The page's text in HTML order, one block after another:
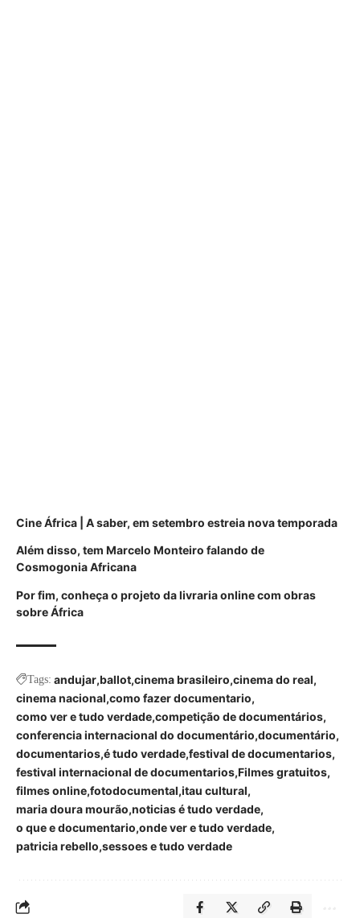
Cine África | A saber, em setembro estreia nova temporada
Além disso, tem Marcelo Monteiro falando de
CosmogoniaAfricana
Por fim, conheça o projeto da livraria online com obras
sobre África
Tags: andujar ballot cinema brasileiro cinema do real
cinema nacional como fazer documentario
como ver e tudo verdade competição de documentários
conferencia internacional do documentário documentário
documentarios é tudo verdade festival de documentarios
festival internacional de documentarios Filmes gratuitos
filmes online fotodocumental itau cultural
maria doura mourão noticias é tudo verdade
o que e documentario onde ver e tudo verdade
patricia rebello sessoes e tudo verdade